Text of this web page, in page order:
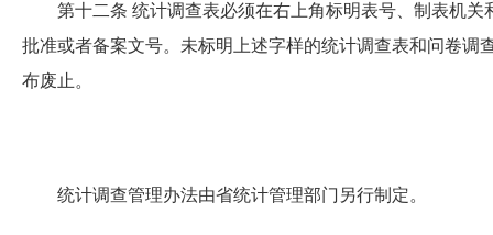
第十二条 统计调查表必须在右上角标明表号、制表机
批准或者备案文号。未标明上述字样的统计调查表和问卷
布废止。
统计调查管理办法由省统计管理部门另行制定。